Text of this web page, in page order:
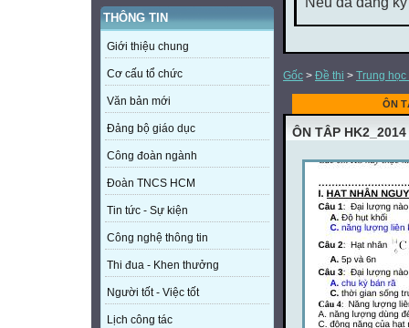
THÔNG TIN
Giới thiệu chung
Cơ cấu tổ chức
Văn bản mới
Đảng bộ giáo dục
Công đoàn ngành
Đoàn TNCS HCM
Tin tức - Sự kiện
Công nghệ thông tin
Thi đua - Khen thưởng
Người tốt - Việc tốt
Lịch công tác
Gốc > Đề thi > Trung
ÔN
ÔN TÂP HK2_2014